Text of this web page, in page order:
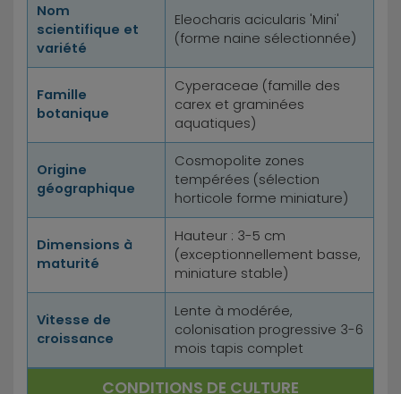
Nom
scientifique et
variété
Eleocharis acicularis 'Mini'
(forme naine sélectionnée)
Famille
botanique
Cyperaceae (famille des
carex et graminées
aquatiques)
Origine
géographique
Cosmopolite zones
tempérées (sélection
horticole forme miniature)
Dimensions à
maturité
Hauteur : 3-5 cm
(exceptionnellement basse,
miniature stable)
Vitesse de
croissance
Lente à modérée,
colonisation progressive 3-6
mois tapis complet
CONDITIONS DE CULTURE